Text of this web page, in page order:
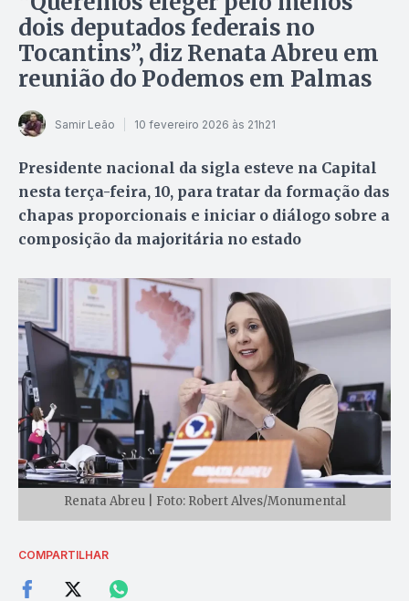
dois deputados federais no
Tocantins”, diz Renata Abreu em
reunião do Podemos em Palmas
Samir Leão 10 fevereiro 2026 às 21h21
Presidente nacional da sigla esteve na Capital
nesta terça-feira, 10, para tratar da formação das
chapas proporcionais e iniciar o diálogo sobre a
composição da majoritária no estado
Renata Abreu | Foto: Robert Alves/Monumental
COMPARTILHAR